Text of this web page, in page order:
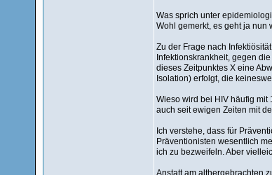
Was sprich unter
Wohl gemerkt, es geht ja nun
Zu der Frage nach
Infektionskrankheit, gegen
dieses Zeitpunktes X eine
Isolation) erfolgt, die
Wieso wird bei HIV häufig
auch seit ewigen Zeiten mit
Ich verstehe, dass für
Präventionisten wesentlich
ich zu bezweifeln. Aber
Anstatt am althergebrachten